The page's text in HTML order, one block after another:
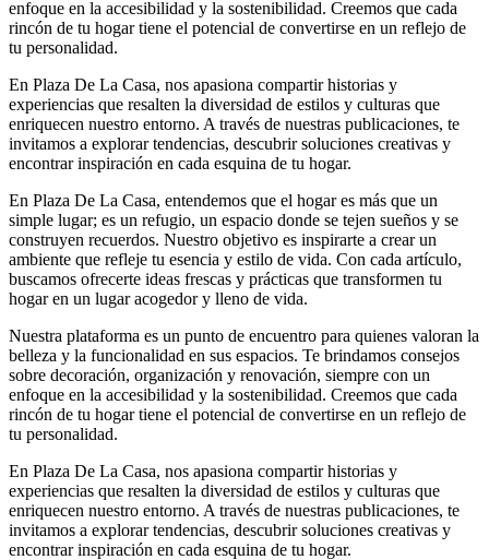
enfoque en la accesibilidad y la sostenibilidad. Creemos que cada
rincón de tu hogar tiene el potencial de convertirse en un reflejo de
tu personalidad.
En Plaza De La Casa, nos apasiona compartir historias y
experiencias que resalten la diversidad de estilos y culturas que
enriquecen nuestro entorno. A través de nuestras publicaciones, te
invitamos a explorar tendencias, descubrir soluciones creativas y
encontrar inspiración en cada esquina de tu hogar.
En Plaza De La Casa, entendemos que el hogar es más que un
simple lugar; es un refugio, un espacio donde se tejen sueños y se
construyen recuerdos. Nuestro objetivo es inspirarte a crear un
ambiente que refleje tu esencia y estilo de vida. Con cada artículo,
buscamos ofrecerte ideas frescas y prácticas que transformen tu
hogar en un lugar acogedor y lleno de vida.
Nuestra plataforma es un punto de encuentro para quienes valoran la
belleza y la funcionalidad en sus espacios. Te brindamos consejos
sobre decoración, organización y renovación, siempre con un
enfoque en la accesibilidad y la sostenibilidad. Creemos que cada
rincón de tu hogar tiene el potencial de convertirse en un reflejo de
tu personalidad.
En Plaza De La Casa, nos apasiona compartir historias y
experiencias que resalten la diversidad de estilos y culturas que
enriquecen nuestro entorno. A través de nuestras publicaciones, te
invitamos a explorar tendencias, descubrir soluciones creativas y
encontrar inspiración en cada esquina de tu hogar.